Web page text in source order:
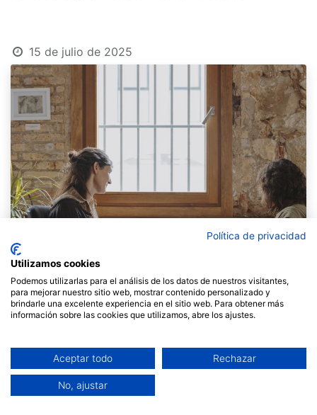
15 de julio de 2025
AFil a l’agullafa anys que ens fem una pregunta
recurrent:com construïm organitzacions on el poder
es posi al servei del bé comú, les persones se sentin
Política de privacidad
Utilizamos cookies
Podemos utilizarlas para el análisis de los datos de nuestros visitantes,
para mejorar nuestro sitio web, mostrar contenido personalizado y
brindarle una excelente experiencia en el sitio web. Para obtener más
información sobre las cookies que utilizamos, abre los ajustes.
Aceptar todo Rechazar
No, ajustar